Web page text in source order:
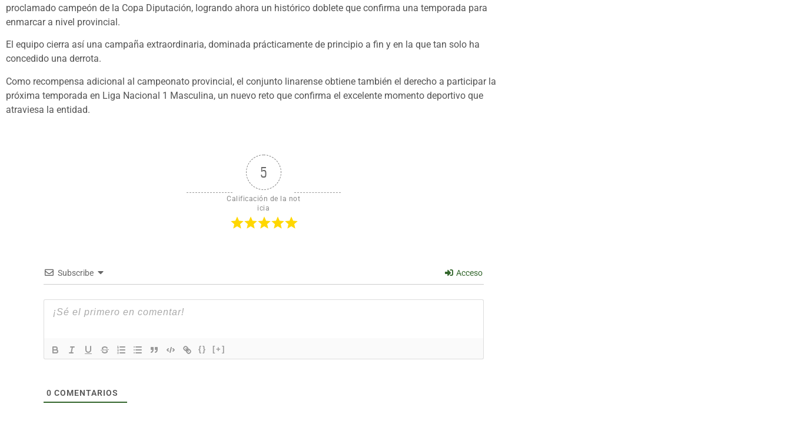
proclamado campeón de la Copa Diputación, logrando ahora un histórico doblete que confirma una temporada para
enmarcar a nivel provincial.
El equipo cierra así una campaña extraordinaria, dominada prácticamente de principio a fin y en la que tan solo ha
concedido una derrota.
Como recompensa adicional al campeonato provincial, el conjunto linarense obtiene también el derecho a participar la
próxima temporada en Liga Nacional 1 Masculina, un nuevo reto que confirma el excelente momento deportivo que
atraviesa la entidad.
5
Calificación de la not
icia
Subscribe Acceso
{} [+]
0 COMENTARIOS